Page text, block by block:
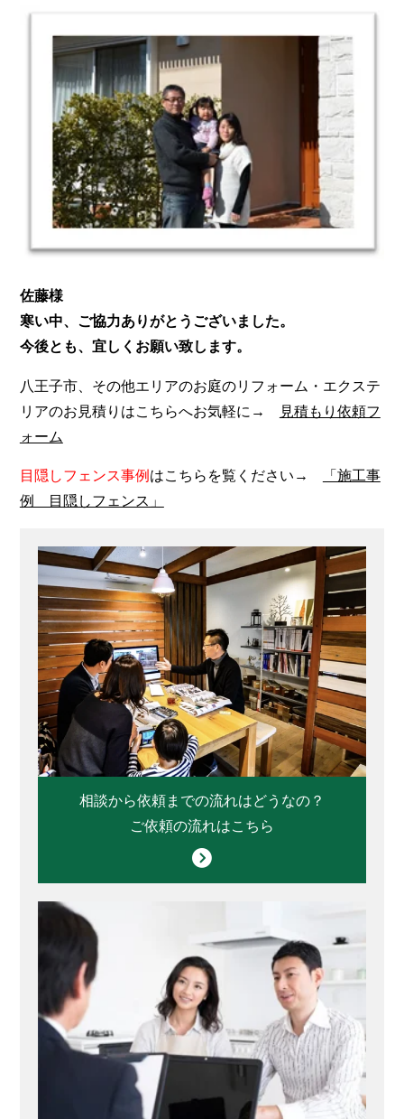
佐藤様
寒い中、ご協力ありがとうございました。
今後とも、宜しくお願い致します。
八王子市、その他エリアのお庭のリフォーム・エクステ
リアのお見積りはこちらへお気軽に→
見積もり依頼フ
ォーム
目隠しフェンス事例 はこちらを覧ください→
「施工事
例 目隠しフェンス」
相談から依頼までの流れはどうなの？
ご依頼の流れはこちら